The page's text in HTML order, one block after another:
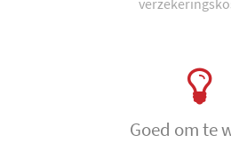
Goed om te